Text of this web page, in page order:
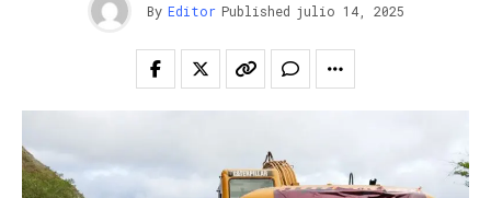
By Editor Published julio 14, 2025